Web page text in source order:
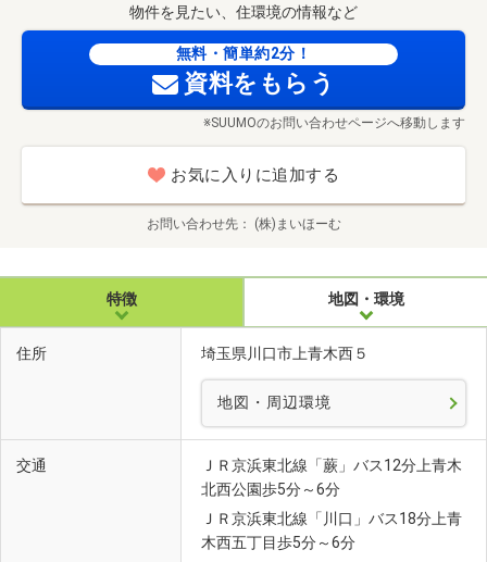
物件を見たい、住環境の情報など
無料・簡単約2分！
資料をもらう
※SUUMOのお問い合わせページへ移動します
お気に入りに追加する
お問い合わせ先 (株)まいほーむ
特徴 地図・環境
住所 埼玉県川口市上青木西５
地図・周辺環境
交通
ＪＲ京浜東北線「蕨」バス12分上青木
北西公園歩5分～6分
ＪＲ京浜東北線「川口」バス18分上青
木西五丁目歩5分～6分